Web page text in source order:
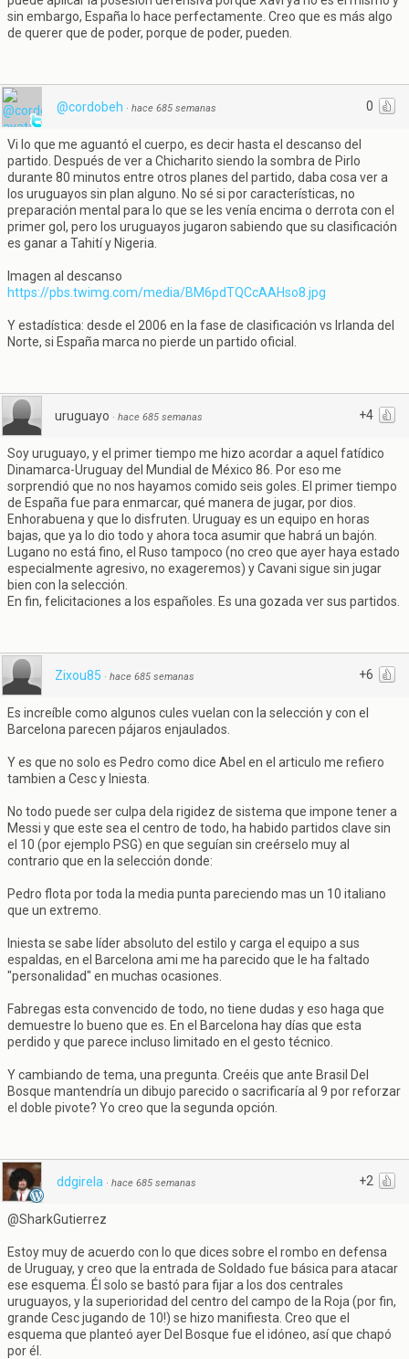
sin embargo, España lo hace perfectamente. Creo que es más algo
de querer que de poder, porque de poder, pueden.
0
@cordobeh · hace 685 semanas
Vi lo que me aguantó el cuerpo, es decir hasta el descanso del
partido. Después de ver a Chicharito siendo la sombra de Pirlo
durante 80 minutos entre otros planes del partido, daba cosa ver a
los uruguayos sin plan alguno. No sé si por características, no
preparación mental para lo que se les venía encima o derrota con el
primer gol, pero los uruguayos jugaron sabiendo que su clasificación
es ganar a Tahití y Nigeria.
Imagen al descanso
https://pbs.twimg.com/media/BM6pdTQCcAAHso8.jpg
Y estadística: desde el 2006 en la fase de clasificación vs Irlanda del
Norte, si España marca no pierde un partido oficial.
+4
uruguayo · hace 685 semanas
Soy uruguayo, y el primer tiempo me hizo acordar a aquel fatídico
Dinamarca-Uruguay del Mundial de México 86. Por eso me
sorprendió que no nos hayamos comido seis goles. El primer tiempo
de España fue para enmarcar, qué manera de jugar, por dios.
Enhorabuena y que lo disfruten. Uruguay es un equipo en horas
bajas, que ya lo dio todo y ahora toca asumir que habrá un bajón.
Lugano no está fino, el Ruso tampoco (no creo que ayer haya estado
especialmente agresivo, no exageremos) y Cavani sigue sin jugar
bien con la selección.
En fin, felicitaciones a los españoles. Es una gozada ver sus partidos.
+6
Zixou85 · hace 685 semanas
Es increíble como algunos cules vuelan con la selección y con el
Barcelona parecen pájaros enjaulados.
Y es que no solo es Pedro como dice Abel en el articulo me refiero
tambien a Cesc y Iniesta.
No todo puede ser culpa dela rigidez de sistema que impone tener a
Messi y que este sea el centro de todo, ha habido partidos clave sin
el 10 (por ejemplo PSG) en que seguían sin creérselo muy al
contrario que en la selección donde:
Pedro flota por toda la media punta pareciendo mas un 10 italiano
que un extremo.
Iniesta se sabe líder absoluto del estilo y carga el equipo a sus
espaldas, en el Barcelona ami me ha parecido que le ha faltado
"personalidad" en muchas ocasiones.
Fabregas esta convencido de todo, no tiene dudas y eso haga que
demuestre lo bueno que es. En el Barcelona hay días que esta
perdido y que parece incluso limitado en el gesto técnico.
Y cambiando de tema, una pregunta. Creéis que ante Brasil Del
Bosque mantendría un dibujo parecido o sacrificaría al 9 por reforzar
el doble pivote? Yo creo que la segunda opción.
+2
ddgirela · hace 685 semanas
@SharkGutierrez
Estoy muy de acuerdo con lo que dices sobre el rombo en defensa
de Uruguay, y creo que la entrada de Soldado fue básica para atacar
ese esquema. Él solo se bastó para fijar a los dos centrales
uruguayos, y la superioridad del centro del campo de la Roja (por fin,
grande Cesc jugando de 10!) se hizo manifiesta. Creo que el
esquema que planteó ayer Del Bosque fue el idóneo, así que chapó
por él.